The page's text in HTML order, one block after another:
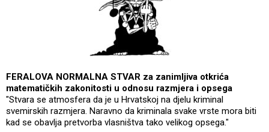
FERALOVA NORMALNA STVAR za zanimljiva otkrića
matematičkih zakonitosti u odnosu razmjera i opsega
"Stvara se atmosfera da je u Hrvatskoj na djelu kriminal
svemirskih razmjera. Naravno da kriminala svake vrste mora biti
kad se obavlja pretvorba vlasništva tako velikog opsega."